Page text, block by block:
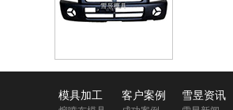
模具加工 客户案例 雪昱资讯